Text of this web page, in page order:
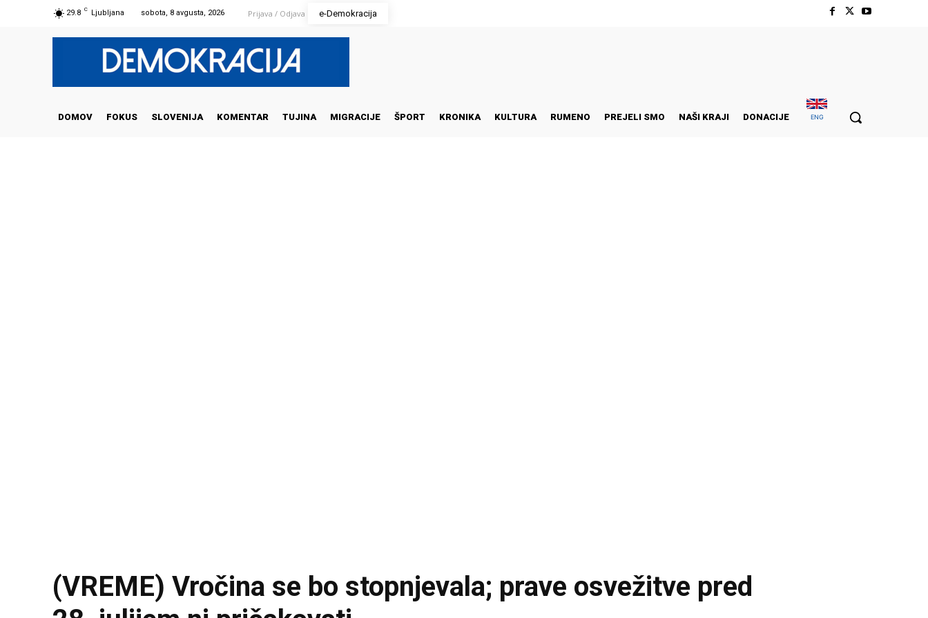
29.8 C Ljubljana sobota, 8 avgusta, 2026 Prijava / Odjava e-Demokracija
DOMOV FOKUS SLOVENIJA KOMENTAR TUJINA MIGRACIJE ŠPORT KRONIKA KULTURA RUMENO PREJELI SMO NAŠI KRAJI DONACIJE ENG
(VREME) Vročina se bo stopnjevala; prave osvežitve pred